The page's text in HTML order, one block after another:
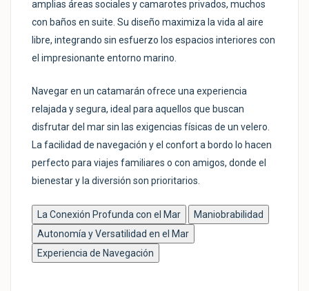
amplias áreas sociales y camarotes privados, muchos
con baños en suite. Su diseño maximiza la vida al aire
libre, integrando sin esfuerzo los espacios interiores con
el impresionante entorno marino.
Navegar en un catamarán ofrece una experiencia
relajada y segura, ideal para aquellos que buscan
disfrutar del mar sin las exigencias físicas de un velero.
La facilidad de navegación y el confort a bordo lo hacen
perfecto para viajes familiares o con amigos, donde el
bienestar y la diversión son prioritarios.
La Conexión Profunda con el Mar
Maniobrabilidad
Autonomía y Versatilidad en el Mar
Experiencia de Navegación